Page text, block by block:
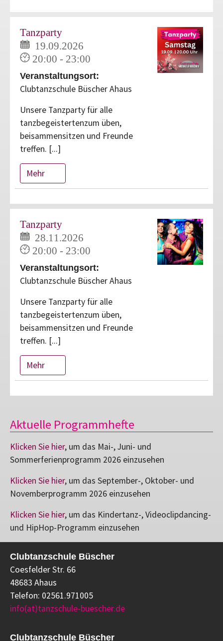
Tanzparty
19.09.2026
20:00 - 23:00
Veranstaltungsort:
Clubtanzschule Büscher Ahaus
Unsere Tanzparty für alle
tanzbegeistertenzum üben,
beisammensitzen und Freunde
treffen. [...]
Mehr
Tanzparty
28.11.2026
20:00 - 23:00
Veranstaltungsort:
Clubtanzschule Büscher Ahaus
Unsere Tanzparty für alle
tanzbegeistertenzum üben,
beisammensitzen und Freunde
treffen. [...]
Mehr
Aktuelle Programmhefte
Klicken Sie hier, um das Mai-, Juni- und
Sommerferienprogramm 2026 einzusehen
Klicken Sie hier, um das September-, Oktober- und
Novemberprogramm 2026 einzusehen
Klicken Sie hier, um das Kindertanz-, Videoclipdancing-
und HipHop-Programm einzusehen
Clubtanzschule Büscher
Coesfelder Str. 66
48683 Ahaus
Telefon: 02561.971005
info(at)tanzschule-buescher.de
Clubtanzschule Büscher